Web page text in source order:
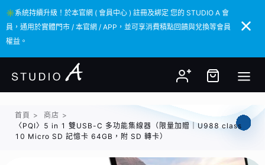
✳️系統持續升級！於本官網 ( 會員中心 ) 註冊及綁定 您的 STUDIO A 會
員，通用於實體門市 / 本官網 / APP，並可享消費積點回饋與兌換等會員
權益。
✳️系統持續升級！於本官網 ( 會員中心 ) 註冊及綁定 您的 STUDIO A 會
員，通用於實體門市 / 本官網 / APP，並可享消費積點回饋與兌換等會員
權益。
首頁 > 商店 >
〈PQI〉5 in 1 雙USB-C 多功能集線器（限量加贈｜U988 class
10 Micro SD 記憶卡 64GB，附 SD 轉卡）